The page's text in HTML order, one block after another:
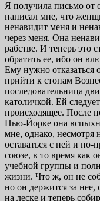
Я получила письмо от
написал мне, что
ненавидит меня и
через меня. Она
рабстве. И теперь это
обратить ее, ибо он
Ему нужно отказаться
прийти к стопам
последовательница
католичкой. Ей
происходящее. После
Нью-Йорке она
мне, однако, несмотря
оставаться с ней и
союзе, в то время как
учебной группы и
жизни. Что ж, он не
но он держится за
на леске и теперь